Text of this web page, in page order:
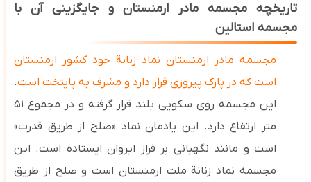
تاریخچه مجسمه مادر ارمنستان و جایگزینی آن با
مجسمه استالین
مجسمه مادر ارمنستان نماد زنانة خود کشور ارمنستان
است که در پارک پیروزی قرار دارد و مشرف به پایتخت است.
این مجسمه روی سکویی بلند قرار گرفته و در مجموع ۵۱
متر ارتفاع دارد. این یادمان نماد «صلح از طریق قدرت»
است و مانند نگهبانی بر فراز ایروان ایستاده است. این
مجسمه نماد زنانة ملت ارمنستان است و صلح از طریق